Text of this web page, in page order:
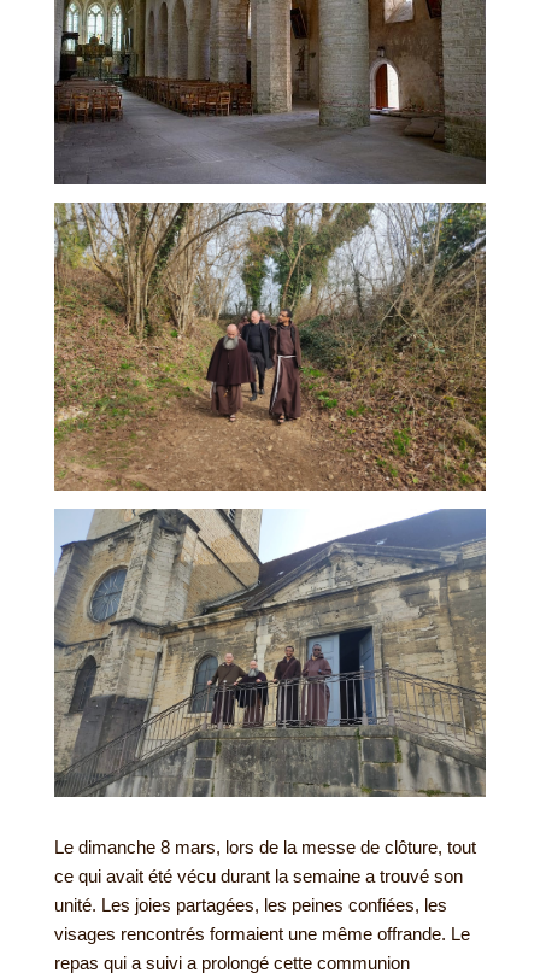
Le dimanche 8 mars, lors de la messe de clôture, tout
ce qui avait été vécu durant la semaine a trouvé son
unité. Les joies partagées, les peines confiées, les
visages rencontrés formaient une même offrande. Le
repas qui a suivi a prolongé cette communion